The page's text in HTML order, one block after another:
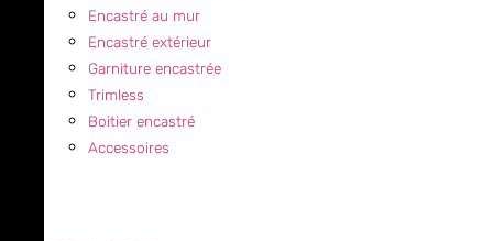
Encastré au mur
Encastré extérieur
Garniture encastrée
Trimless
Boitier encastré
Accessoires